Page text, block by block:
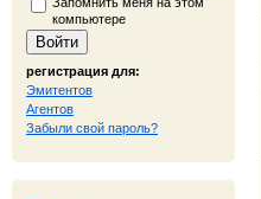
компьютере
регистрация для:
Эмитентов
Агентов
Забыли свой пароль?